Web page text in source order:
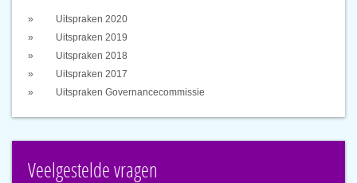
Uitspraken 2020
Uitspraken 2019
Uitspraken 2018
Uitspraken 2017
Uitspraken Governancecommissie
Veelgestelde vragen